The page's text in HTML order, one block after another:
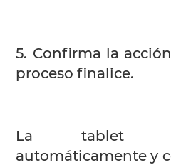
5. Confirma la
proceso finalice.
La tablet
automáticamente y